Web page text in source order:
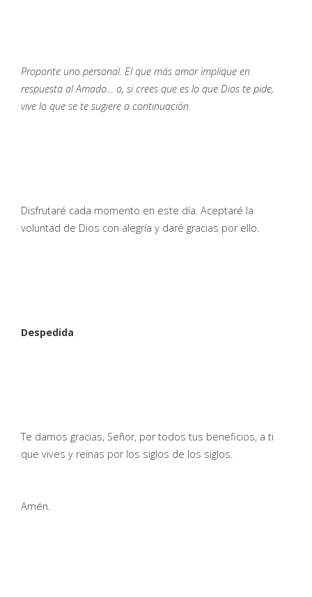
Proponte uno personal. El que más amor implique en
respuesta al Amado… o, si crees que es lo que Dios te pide,
vive lo que se te sugiere a continuación.
Disfrutaré cada momento en este día. Aceptaré la
voluntad de Dios con alegría y daré gracias por ello.
Despedida
Te damos gracias, Señor, por todos tus beneficios, a ti
que vives y reinas por los siglos de los siglos.
Amén.